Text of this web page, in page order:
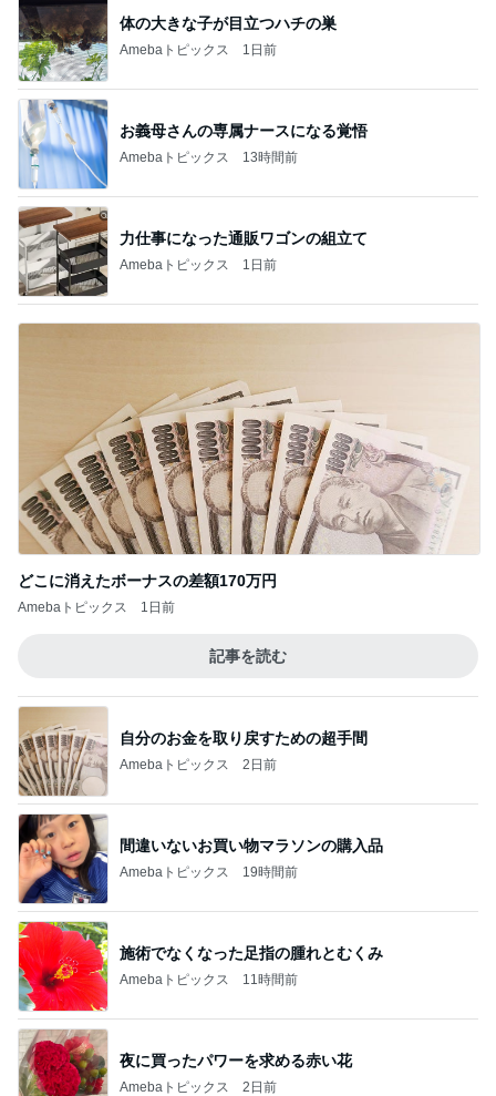
体の大きな子が目立つハチの巣
Amebaトピックス 1日前
お義母さんの専属ナースになる覚悟
Amebaトピックス 13時間前
力仕事になった通販ワゴンの組立て
Amebaトピックス 1日前
どこに消えたボーナスの差額170万円
Amebaトピックス 1日前
記事を読む
自分のお金を取り戻すための超手間
Amebaトピックス 2日前
間違いないお買い物マラソンの購入品
Amebaトピックス 19時間前
施術でなくなった足指の腫れとむくみ
Amebaトピックス 11時間前
夜に買ったパワーを求める赤い花
Amebaトピックス 2日前